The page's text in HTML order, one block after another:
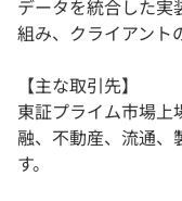
データを統合した実
組み、クライアント
【主な取引先】
東証プライム市場上
融、不動産、流通、
す。